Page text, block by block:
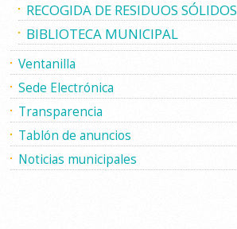
RECOGIDA DE RESIDUOS SÓLIDOS
BIBLIOTECA MUNICIPAL
Ventanilla
Sede Electrónica
Transparencia
Tablón de anuncios
Noticias municipales